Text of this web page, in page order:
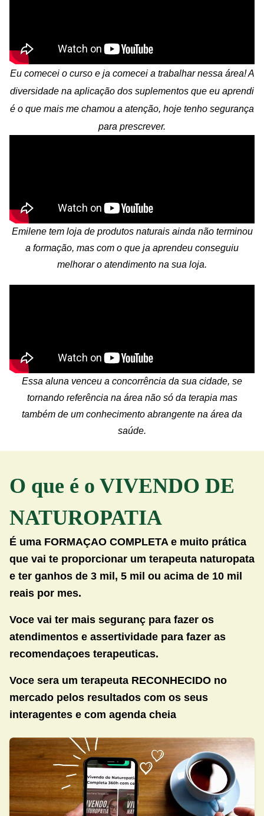
Eu comecei o curso e ja comecei a trabalhar nessa área! A
diversidade na aplicação dos suplementos que eu aprendi
é o que mais me chamou a atenção, hoje tenho segurança
para prescrever.
Emilene tem loja de produtos naturais ainda não terminou
a formação, mas com o que ja aprendeu conseguiu
melhorar o atendimento na sua loja.
Essa aluna venceu a concorrência da sua cidade, se
tornando referência na área não só da terapia mas
também de um conhecimento abrangente na área da
saúde.
O que é o VIVENDO DE
NATUROPATIA
É uma FORMAÇAO COMPLETA e muito prática
que vai te proporcionar um terapeuta naturopata
e ter ganhos de 3 mil, 5 mil ou acima de 10 mil
reais por mes.
Voce vai ter mais seguranç para fazer os
atendimentos e assertividade para fazer as
recomendaçoes terapeuticas.
Voce sera um terapeuta RECONHECIDO no
mercado pelos resultados com os seus
interagentes e com agenda cheia